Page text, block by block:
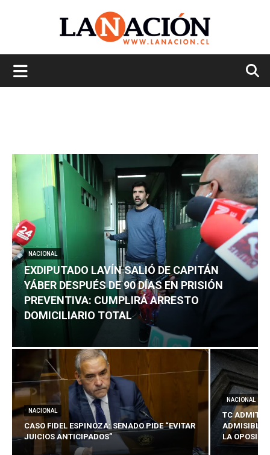
NACIONAL
EXDIPUTADO LAVÍN SALIÓ DE CAPITÁN
YÁBER DESPUÉS DE 90 DÍAS EN PRISIÓN
PREVENTIVA: CUMPLIRÁ ARRESTO
DOMICILIARIO TOTAL
NACIONAL
CASO FIDEL ESPINOZA: SENADO PIDE “EVITAR
JUICIOS ANTICIPADOS”
NACIONAL
TC ADMITE
ADMISIBLES
LA